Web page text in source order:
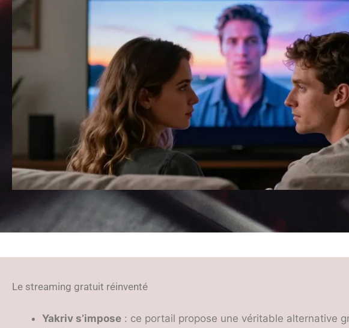
Le streaming gratuit réinventé
Yakriv s’impose : ce portail propose une véritable alternative